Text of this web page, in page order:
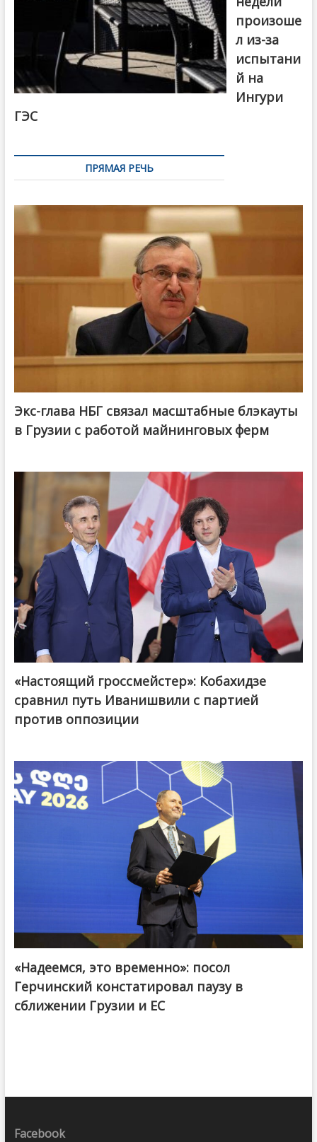
произоше
л из-за
испытани
й на
Ингури
ГЭС
ПРЯМАЯ РЕЧЬ
Экс-глава НБГ связал масштабные блэкауты
в Грузии с работой майнинговых ферм
@ქართული ოცნება / Georgian Dream
«Настоящий гроссмейстер»: Кобахидзе
сравнил путь Иванишвили с партией
против оппозиции
«Надеемся, это временно»: посол
Герчинский констатировал паузу в
сближении Грузии и ЕС
Facebook